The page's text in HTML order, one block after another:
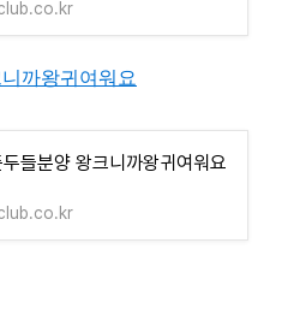
까왕귀여워요
들분양 왕크니까왕귀여워요